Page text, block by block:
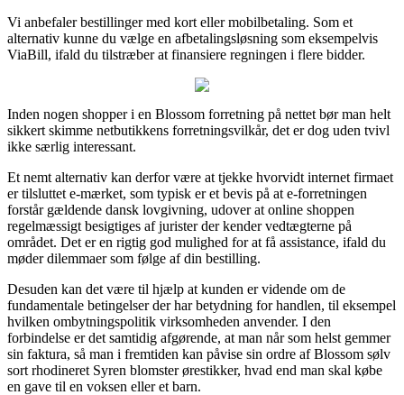
Vi anbefaler bestillinger med kort eller mobilbetaling. Som et
alternativ kunne du vælge en afbetalingsløsning som eksempelvis
ViaBill, ifald du tilstræber at finansiere regningen i flere bidder.
Inden nogen shopper i en Blossom forretning på nettet bør man helt
sikkert skimme netbutikkens forretningsvilkår, det er dog uden tvivl
ikke særlig interessant.
Et nemt alternativ kan derfor være at tjekke hvorvidt internet firmaet
er tilsluttet e-mærket, som typisk er et bevis på at e-forretningen
forstår gældende dansk lovgivning, udover at online shoppen
regelmæssigt besigtiges af jurister der kender vedtægterne på
området. Det er en rigtig god mulighed for at få assistance, ifald du
møder dilemmaer som følge af din bestilling.
Desuden kan det være til hjælp at kunden er vidende om de
fundamentale betingelser der har betydning for handlen, til eksempel
hvilken ombytningspolitik virksomheden anvender. I den
forbindelse er det samtidig afgørende, at man når som helst gemmer
sin faktura, så man i fremtiden kan påvise sin ordre af Blossom sølv
sort rhodineret Syren blomster ørestikker, hvad end man skal købe
en gave til en voksen eller et barn.